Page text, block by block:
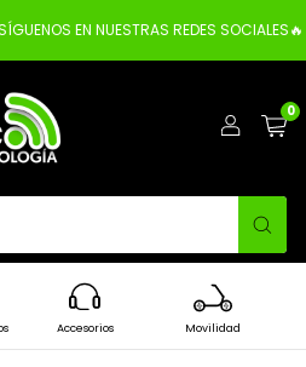
EN NUESTRAS REDES SOCIALES🔥
0
Accesorios Movilidad